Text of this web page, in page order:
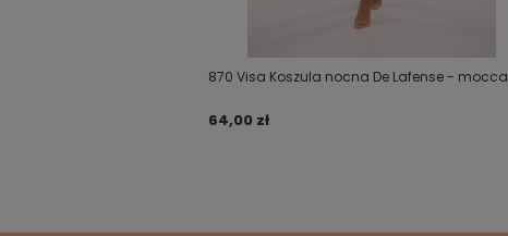
870 Visa Koszula nocna De Lafense - mocca
64,00 zł